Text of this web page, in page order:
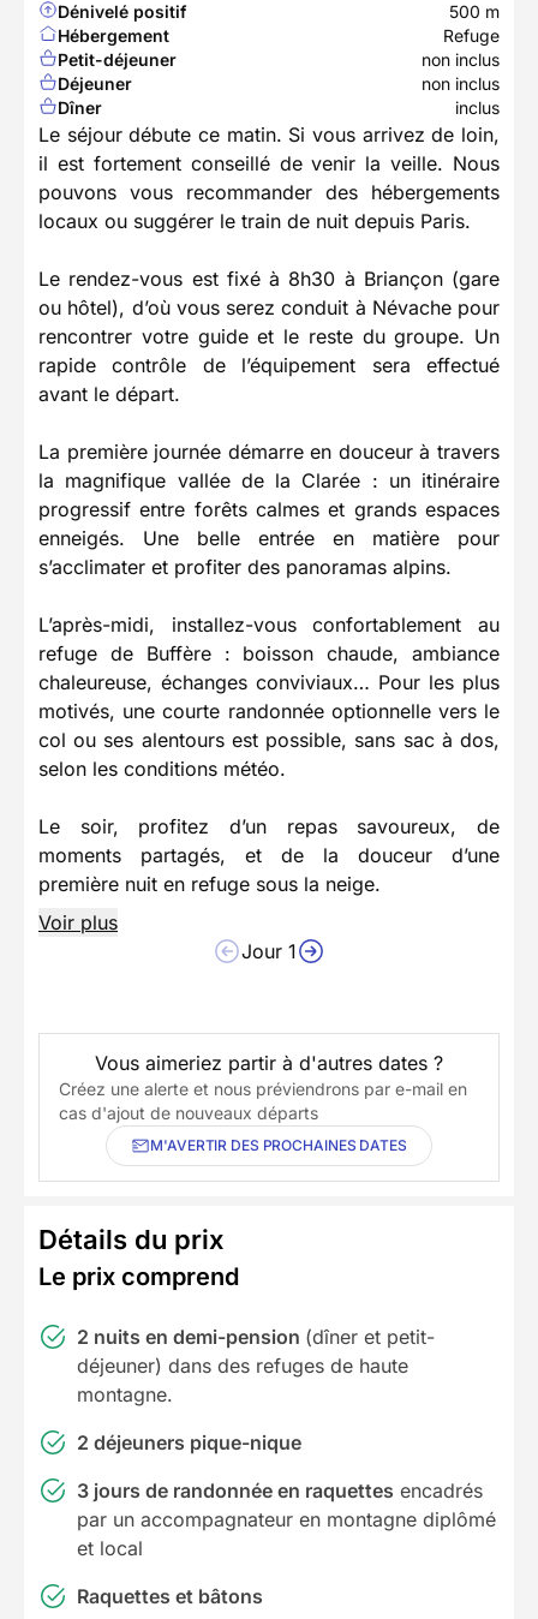
Dénivelé positif
500 m
Hébergement
Refuge
Petit-déjeuner
non inclus
Déjeuner
non inclus
Dîner
inclus
Le séjour débute ce matin. Si vous arrivez de loin,
il est fortement conseillé de venir la veille. Nous
pouvons vous recommander des hébergements
locaux ou suggérer le train de nuit depuis Paris.
Le rendez-vous est fixé à 8h30 à Briançon (gare
ou hôtel), d’où vous serez conduit à Névache pour
rencontrer votre guide et le reste du groupe. Un
rapide contrôle de l’équipement sera effectué
avant le départ.
La première journée démarre en douceur à travers
la magnifique vallée de la Clarée : un itinéraire
progressif entre forêts calmes et grands espaces
enneigés. Une belle entrée en matière pour
s’acclimater et profiter des panoramas alpins.
L’après-midi, installez-vous confortablement au
refuge de Buffère : boisson chaude, ambiance
chaleureuse, échanges conviviaux… Pour les plus
motivés, une courte randonnée optionnelle vers le
col ou ses alentours est possible, sans sac à dos,
selon les conditions météo.
Le soir, profitez d’un repas savoureux, de
moments partagés, et de la douceur d’une
première nuit en refuge sous la neige.
Voir plus
Jour 1
Vous aimeriez partir à d'autres dates ?
Créez une alerte et nous préviendrons par e-mail en
cas d'ajout de nouveaux départs
M'AVERTIR DES PROCHAINES DATES
Détails du prix
Le prix comprend
2 nuits en demi-pension (dîner et petit-
déjeuner) dans des refuges de haute
montagne.
2 déjeuners pique-nique
3 jours de randonnée en raquettes encadrés
par un accompagnateur en montagne diplômé
et local
Raquettes et bâtons